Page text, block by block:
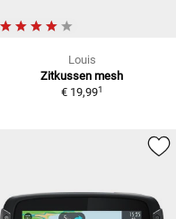
Louis
Zitkussen mesh
€ 19,991